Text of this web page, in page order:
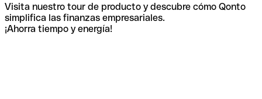
Visita nuestro tour de producto y descubre cómo Qonto
simplifica las finanzas empresariales.
¡Ahorra tiempo y energía!